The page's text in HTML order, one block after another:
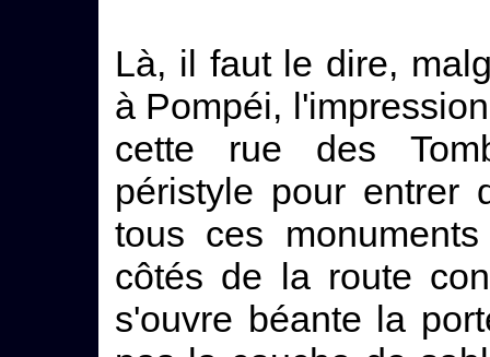
Là, il faut le dire,
à Pompéi,
cette rue des
péristyle pour entrer
tous ces
côtés de la route
s'ouvre béante la